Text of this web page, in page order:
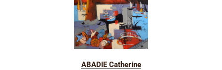
ABADIE Catherine